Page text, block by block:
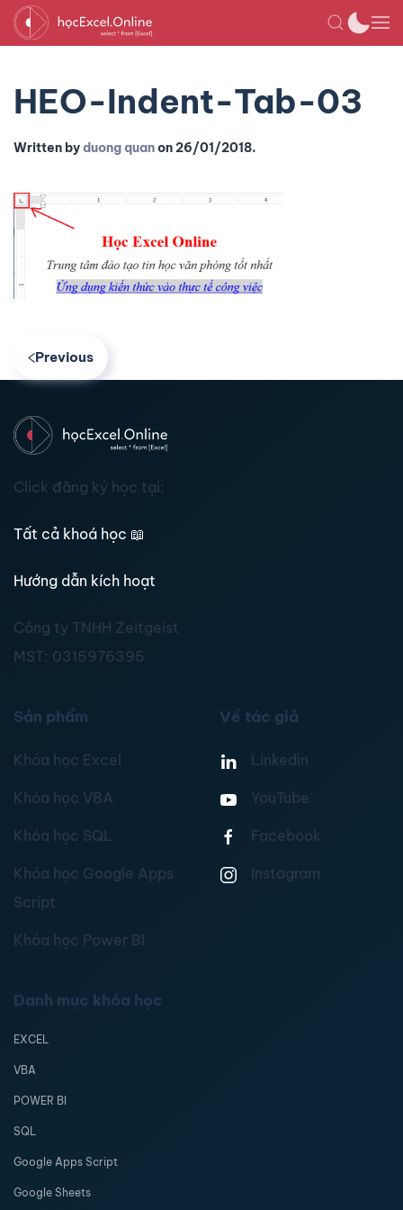
HEO-Indent-Tab-03
Written byduong quanon26/01/2018.
Previous
Click đăng ký học tại:
Tất cả khoá học 📖
Hướng dẫn kích hoạt
Công ty TNHH Zeitgeist
MST: 0315976395
Sản phẩm
Khóa học Excel
Khóa học VBA
Khóa học SQL
Khóa học Google Apps
Script
Khóa học Power BI
Về tác giả
Linkedin
YouTube
Facebook
Instagram
Danh mục khóa học
EXCEL
VBA
POWER BI
SQL
Google Apps Script
Google Sheets